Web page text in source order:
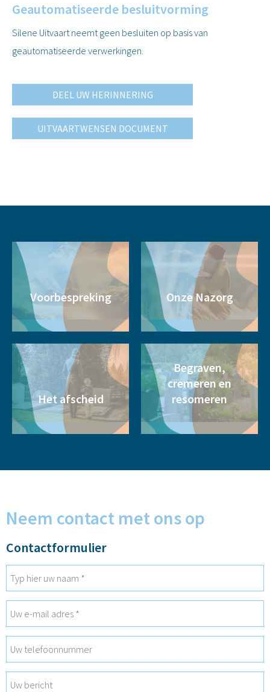
Geautomatiseerde besluitvorming
Silene Uitvaart neemt geen besluiten op basis van
geautomatiseerde verwerkingen.
DEEL UW HERINNERING
UITVAARTWENSEN DOCUMENT
Voorbespreking Onze Nazorg
Het afscheid
Begraven,
cremeren en
resomeren
Neem contact met ons op
Contactformulier